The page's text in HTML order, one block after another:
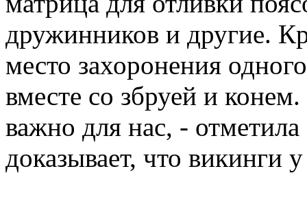
дружинников и другие.
место захоронения
вместе со збруей и
важно для нас, -
доказывает, что викинги